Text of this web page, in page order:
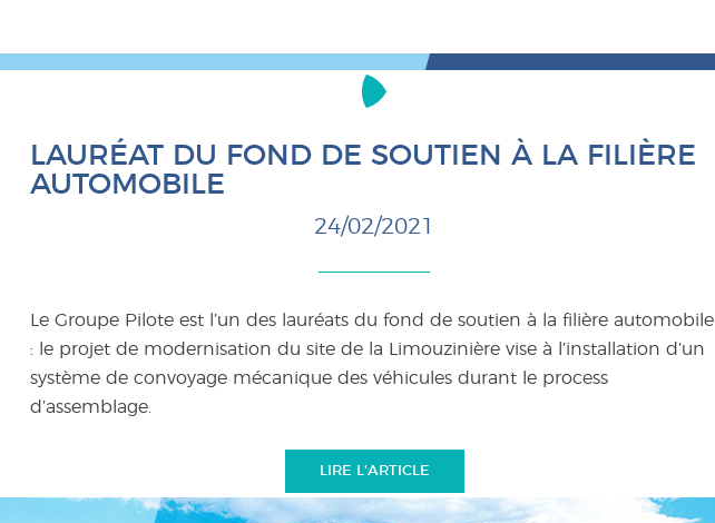
LAURÉAT DU FOND DE SOUTIEN À LA FILIÈRE
AUTOMOBILE
24/02/2021
Le Groupe Pilote est l’un des lauréats du fond de soutien à la filière automobile
: le projet de modernisation du site de la Limouzinière vise à l’installation d’un
système de convoyage mécanique des véhicules durant le process
d’assemblage.
LIRE L'ARTICLE